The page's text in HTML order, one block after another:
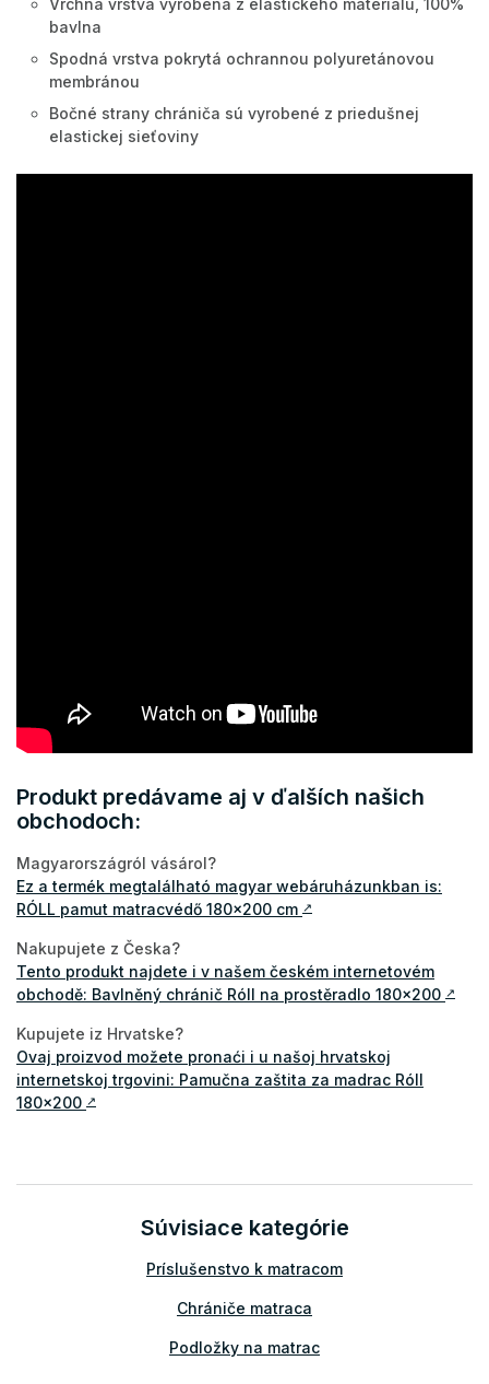
Vrchná vrstva vyrobená z elastického materiálu, 100%
bavlna
Spodná vrstva pokrytá ochrannou polyuretánovou
membránou
Bočné strany chrániča sú vyrobené z priedušnej
elastickej sieťoviny
Produkt predávame aj v ďalších našich
obchodoch:
Magyarországról vásárol?
Ez a termék megtalálható magyar webáruházunkban is:
RÓLL pamut matracvédő 180x200 cm ↗
Nakupujete z Česka?
Tento produkt najdete i v našem českém internetovém
obchodě: Bavlněný chránič Róll na prostěradlo 180x200 ↗
Kupujete iz Hrvatske?
Ovaj proizvod možete pronaći i u našoj hrvatskoj
internetskoj trgovini: Pamučna zaštita za madrac Róll
180x200 ↗
Súvisiace kategórie
Príslušenstvo k matracom
Chrániče matraca
Podložky na matrac